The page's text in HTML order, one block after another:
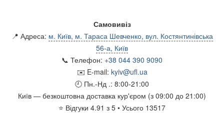
Самовивіз
📍 Адреса: м. Київ, м. Тараса Шевченко, вул. Костянтинівська
56-а, Київ
📞 Телефон: +38 044 390 9090
✉️ E-mail: kyiv@ufl.ua
🕘 Пн.-Нд .: 8:00-21:00
Київ — безкоштовна доставка кур'єром (з 09:00 до 21:00)
⭐ Відгуки 4.91 з 5 • Усього 13517